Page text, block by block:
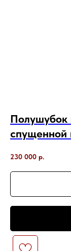
Полушубок
спущенной
230 000 р.